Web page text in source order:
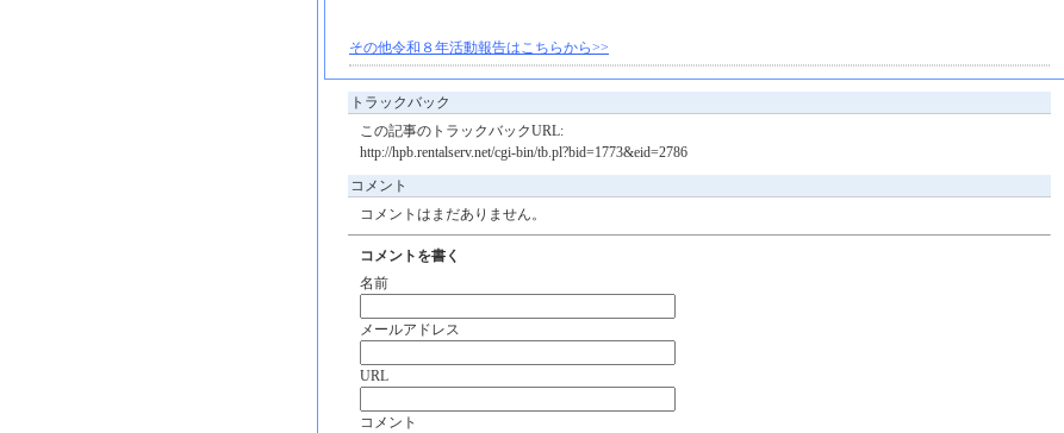
その他令和８年活動報告はこちらから>>
トラックバック
この記事のトラックバックURL:
http://hpb.rentalserv.net/cgi-bin/tb.pl?bid=1773&eid=2786
コメント
コメントはまだありません。
コメントを書く
名前
メールアドレス
URL
コメント